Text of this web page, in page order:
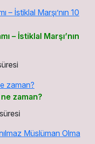
– İstiklal Marşı’nın
zaman?